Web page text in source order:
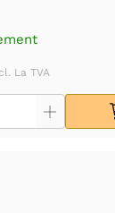
La TVA